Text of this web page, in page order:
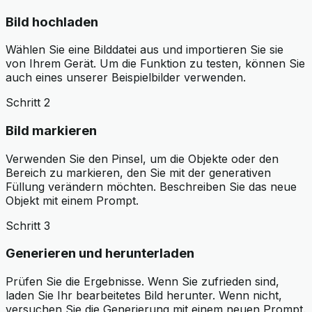
Bild hochladen
Wählen Sie eine Bilddatei aus und importieren Sie sie
von Ihrem Gerät. Um die Funktion zu testen, können Sie
auch eines unserer Beispielbilder verwenden.
Schritt 2
Bild markieren
Verwenden Sie den Pinsel, um die Objekte oder den
Bereich zu markieren, den Sie mit der generativen
Füllung verändern möchten. Beschreiben Sie das neue
Objekt mit einem Prompt.
Schritt 3
Generieren und herunterladen
Prüfen Sie die Ergebnisse. Wenn Sie zufrieden sind,
laden Sie Ihr bearbeitetes Bild herunter. Wenn nicht,